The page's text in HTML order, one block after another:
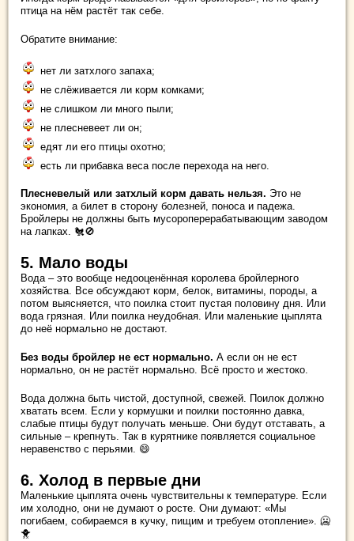
птица на нём растёт так себе.
Обратите внимание:
нет ли затхлого запаха;
не слёживается ли корм комками;
не слишком ли много пыли;
не плесневеет ли он;
едят ли его птицы охотно;
есть ли прибавка веса после перехода на него.
Плесневелый или затхлый корм давать нельзя. Это не
экономия, а билет в сторону болезней, поноса и падежа.
Бройлеры не должны быть мусороперерабатывающим заводом
на лапках. 🐔🚫
5. Мало воды
Вода – это вообще недооценённая королева бройлерного
хозяйства. Все обсуждают корм, белок, витамины, породы, а
потом выясняется, что поилка стоит пустая половину дня. Или
вода грязная. Или поилка неудобная. Или маленькие цыплята
до неё нормально не достают.
Без воды бройлер не ест нормально. А если он не ест
нормально, он не растёт нормально. Всё просто и жестоко.
Вода должна быть чистой, доступной, свежей. Поилок должно
хватать всем. Если у кормушки и поилки постоянно давка,
слабые птицы будут получать меньше. Они будут отставать, а
сильные – крепнуть. Так в курятнике появляется социальное
неравенство с перьями. 😄
6. Холод в первые дни
Маленькие цыплята очень чувствительны к температуре. Если
им холодно, они не думают о росте. Они думают: «Мы
погибаем, собираемся в кучку, пищим и требуем отопление». 🥶
🐥